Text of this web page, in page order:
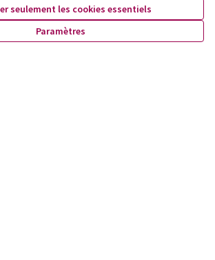
seulement les cookies essentiels
Paramètres
0 0 Retenue